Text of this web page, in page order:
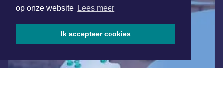
op onze website Lees meer
Ik accepteer cookies